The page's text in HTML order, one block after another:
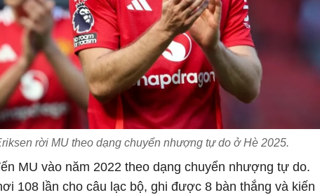
rời MU theo dạng chuyển nhượng tự do ở Hè 2025.
MU vào năm 2022 theo dạng chuyển nhượng tự do.
108 lần cho câu lạc bộ, ghi được 8 bàn thắng và kiến